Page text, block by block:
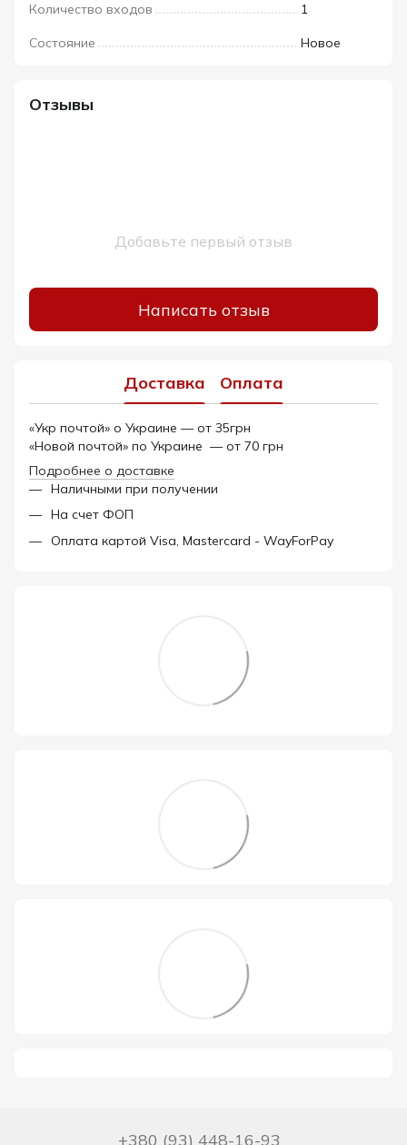
Количество входов 1
Состояние Новое
Отзывы
Добавьте первый отзыв
Написать отзыв
Доставка Оплата
«Укр почтой» о Украине — от 35грн
«Новой почтой» по Украине — от 70 грн
Подробнее о доставке
Наличными при получении
На счет ФОП
Оплата картой Visa, Mastercard - WayForPay
+380 (93) 448-16-93